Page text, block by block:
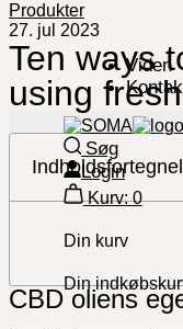
Viden
Søg
Login
Kurv: 0
Din kurv
Din
Produkter
27. jul 2023
Ten ways
using
CBD oliens